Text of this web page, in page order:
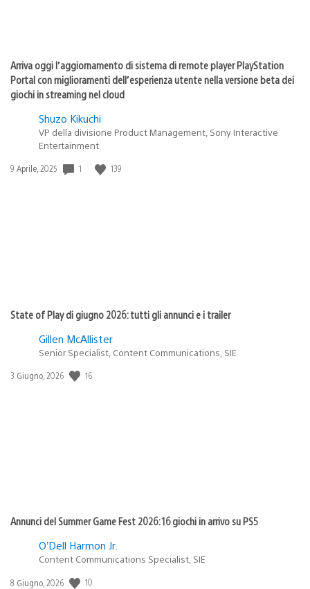
Arriva oggi l’aggiornamento di sistema di remote player PlayStation
Portal con miglioramenti dell’esperienza utente nella versione beta dei
giochi in streaming nel cloud
Shuzo Kikuchi
VP della divisione Product Management, Sony Interactive
Entertainment
Data
9 Aprile, 2025 1 139
State of Play di giugno 2026: tutti gli annunci e i trailer
Gillen McAllister
Senior Specialist, Content Communications, SIE
Data
3 Giugno, 2026 16
Annunci del Summer Game Fest 2026: 16 giochi in arrivo su PS5
O’Dell Harmon Jr.
Content Communications Specialist, SIE
Data
8 Giugno, 2026 10